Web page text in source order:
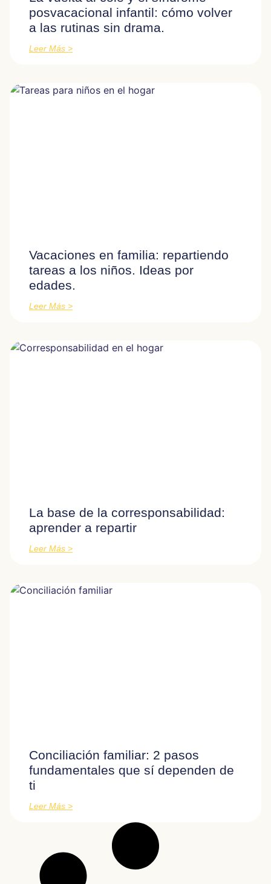
posvacacional infantil: cómo volver
a las rutinas sin drama.
Leer Más >
Vacaciones en familia: repartiendo
tareas a los niños. Ideas por
edades.
Leer Más >
La base de la corresponsabilidad:
aprender a repartir
Leer Más >
Conciliación familiar: 2 pasos
fundamentales que sí dependen de
ti
Leer Más >